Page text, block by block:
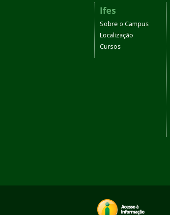
Ifes
Sobre o Campus
Localização
Cursos